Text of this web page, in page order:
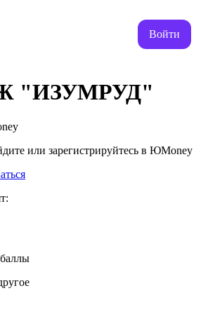
Войти
"ИЗУМРУД"
или зарегистрируйтесь в ЮMoney